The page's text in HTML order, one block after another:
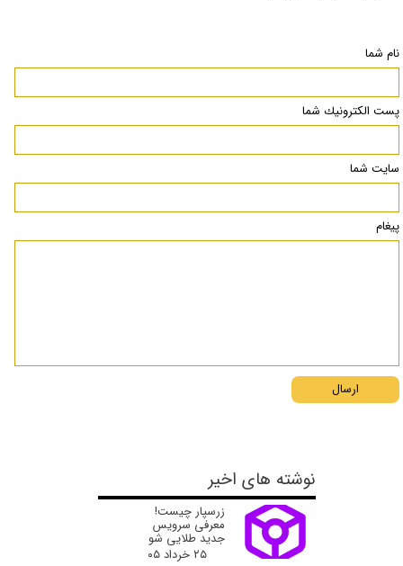
نام شما
پست الكترونيك شما
سایت شما
پیغام
ارسال
نوشته های اخیر
زرسپار چیست!
معرفی سرویس
جدید طلایی شو
۲۵ خرداد ۰۵